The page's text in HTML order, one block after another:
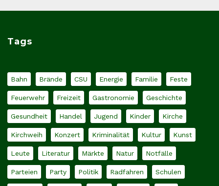
Tags
Bahn Brände CSU Energie Familie Feste
Feuerwehr Freizeit Gastronomie Geschichte
Gesundheit Handel Jugend Kinder Kirche
Kirchweih Konzert Kriminalität Kultur Kunst
Leute Literatur Märkte Natur Notfälle
Parteien Party Politik Radfahren Schulen